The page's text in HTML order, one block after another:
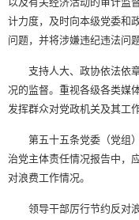
计力度，及时向本级党委和
问题，并将涉嫌违纪违法问
支持人大、政协依法依章
况的监督。重视各级各类媒
发挥群众对党政机关及其工
第五十五条党委（党组）
治党主体责任情况报告中，
对浪费工作情况。
领导干部厉行节约反对浪